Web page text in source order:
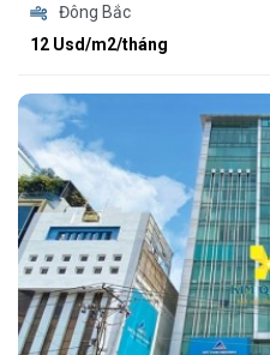
Đông Bắc
12 Usd/m2/tháng